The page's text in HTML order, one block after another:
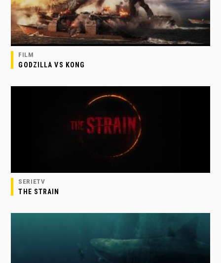
FILM
GODZILLA VS KONG
SERIETV
THE STRAIN